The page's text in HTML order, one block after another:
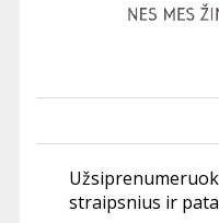
straipsnius ir